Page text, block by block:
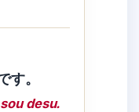
す。
desu.